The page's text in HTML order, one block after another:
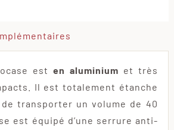
est en aluminium et très
Il est totalement étanche
transporter un volume de 40
est équipé d’une serrure anti-